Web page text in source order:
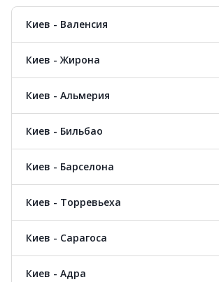
Киев - Валенсия
Киев - Жирона
Киев - Альмерия
Киев - Бильбао
Киев - Барселона
Киев - Торревьеха
Киев - Сарагоса
Киев - Адра